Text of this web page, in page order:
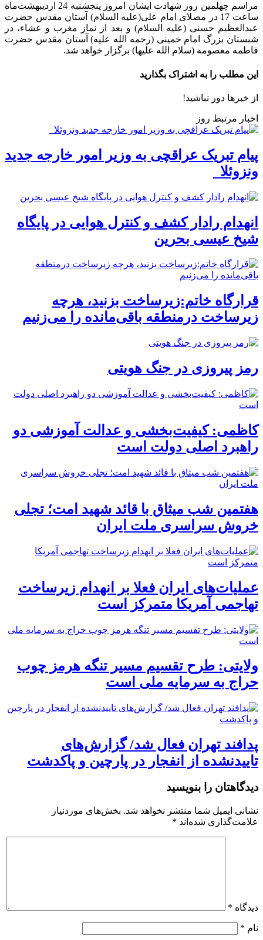
مراسم چهلمین روز شهادت ایشان امروز پنجشنبه 24 اردیبهشت‌ماه
ساعت 17 در مصلای امام علی(علیه السلام) آستان مقدس حضرت
عبدالعظیم حسنی (علیه السلام) و بعد از نماز مغرب و عشاء، در
شبستان بزرگ امام خمینی (رحمه الله علیه) آستان مقدس حضرت
فاطمه معصومه (سلام الله علیها) برگزار خواهد شد.
این مطلب را به اشتراک بگذارید
از خبرها دور نباشید!
اخبار مرتبط روز
پیام تبریک عراقچی به وزیر امور خارجه جدید
ونزوئلا
انهدام رادار کشف و کنترل هوایی در پایگاه
شیخ عیسی بحرین
قرارگاه خاتم:زیرساخت بزنید، هرچه
زیرساخت درمنطقه باقی‌مانده را می‌زنیم
رمز پیروزی در جنگ هویتی
کاظمی: کیفیت‌بخشی و عدالت آموزشی دو
راهبرد اصلی دولت است
هفتمین شب میثاق با قائد شهید امت؛ تجلی
خروش سراسری ملت ایران
عملیات‌های ایران فعلا بر انهدام زیرساخت
تهاجمی آمریکا متمرکز است
ولایتی: طرح تقسیم مسیر تنگه هرمز چوب
حراج به سرمایه ملی است
پدافند تهران فعال شد/ گزارش‌های
تاییدنشده از انفجار در پارچین و پاکدشت
دیدگاهتان را بنویسید
نشانی ایمیل شما منتشر نخواهد شد. بخش‌های موردنیاز
علامت‌گذاری شده‌اند *
دیدگاه *
نام *